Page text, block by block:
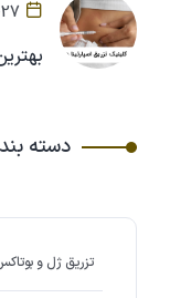
دسته
تزریق ژل و